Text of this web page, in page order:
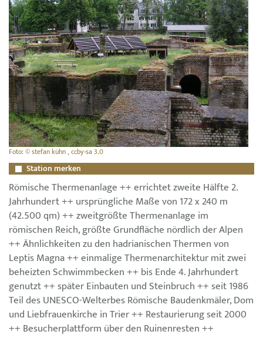
Foto: © stefan kühn , ccby-sa 3.0
Station merken
Römische Thermenanlage ++ errichtet zweite Hälfte 2.
Jahrhundert ++ ursprüngliche Maße von 172 x 240 m
(42.500 qm) ++ zweitgrößte Thermenanlage im
römischen Reich, größte Grundfläche nördlich der Alpen
++ Ähnlichkeiten zu den hadrianischen Thermen von
Leptis Magna ++ einmalige Thermenarchitektur mit zwei
beheizten Schwimmbecken ++ bis Ende 4. Jahrhundert
genutzt ++ später Einbauten und Steinbruch ++ seit 1986
Teil des UNESCO-Welterbes Römische Baudenkmäler, Dom
und Liebfrauenkirche in Trier ++ Restaurierung seit 2000
++ Besucherplattform über den Ruinenresten ++